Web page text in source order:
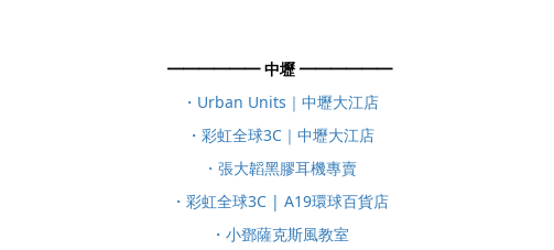
━━━​​​━━━ 中壢 ━━━​​​━━━
・Urban Units｜中壢大江店​
・彩虹全球3C｜中壢大江店
・ 張大韜黑膠耳機專賣​
・彩虹全球3C | A19環球百貨店
・小鄧薩克斯風教室